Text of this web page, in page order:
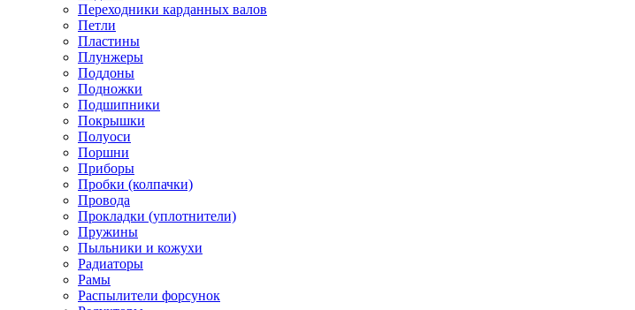
Переходники карданных валов
Петли
Пластины
Плунжеры
Поддоны
Подножки
Подшипники
Покрышки
Полуоси
Поршни
Приборы
Пробки (колпачки)
Провода
Прокладки (уплотнители)
Пружины
Пыльники и кожухи
Радиаторы
Рамы
Распылители форсунок